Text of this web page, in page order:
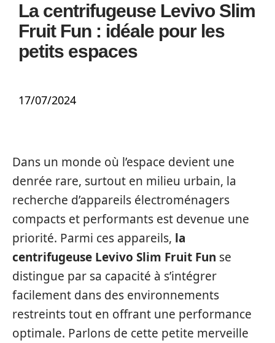
La centrifugeuse Levivo Slim
Fruit Fun : idéale pour les
petits espaces
17/07/2024
Dans un monde où l’espace devient une
denrée rare, surtout en milieu urbain, la
recherche d’appareils électroménagers
compacts et performants est devenue une
priorité. Parmi ces appareils, la
centrifugeuse Levivo Slim Fruit Fun se
distingue par sa capacité à s’intégrer
facilement dans des environnements
restreints tout en offrant une performance
optimale. Parlons de cette petite merveille